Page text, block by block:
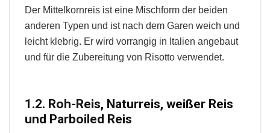
Der Mittelkornreis ist eine Mischform der beiden
anderen Typen und ist nach dem Garen weich und
leicht klebrig. Er wird vorrangig in Italien angebaut
und für die Zubereitung von Risotto verwendet.
1.2. Roh-Reis, Naturreis, weißer Reis
und Parboiled Reis